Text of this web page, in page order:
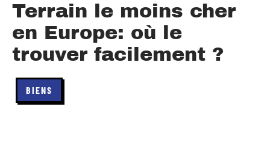
Terrain le moins cher
en Europe: où le
trouver facilement ?
BIENS